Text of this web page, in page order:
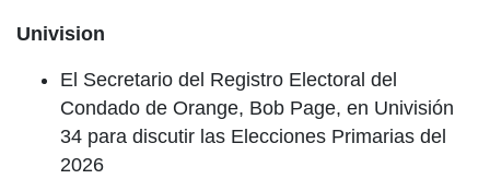
Univision
El Secretario del Registro Electoral del
Condado de Orange, Bob Page, en Univisión
34 para discutir las Elecciones Primarias del
2026